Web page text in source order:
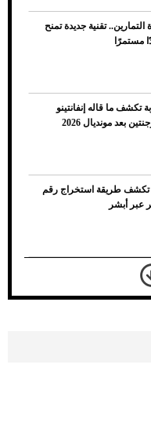
للقميص
التمارين.. تقنية جديدة تمنح
مستمرًا
تكشف ما قاله إنفانتينو
بعد مونديال 2026
تكشف طريقة استخراج رقم
عبر أبشر
من تعرضه لحادث مروع.. جوشوا
بـ"الضربة القاضية" (فيديو)